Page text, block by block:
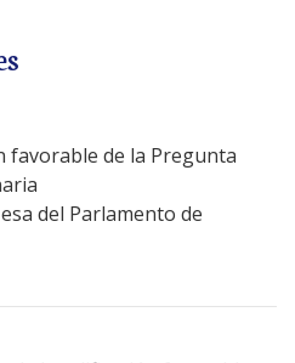
favorable de la Pregunta
del Parlamento de